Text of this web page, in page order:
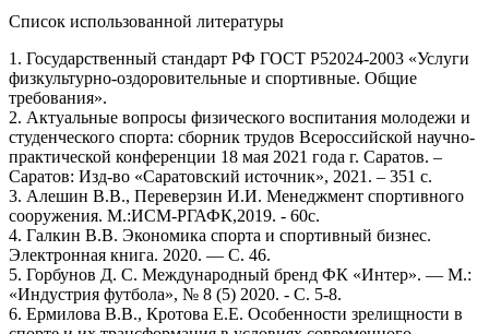
Список использованной литературы
1. Государственный стандарт РФ ГОСТ Р52024-2003 «Услуги
физкультурно-оздоровительные и спортивные. Общие
требования».
2. Актуальные вопросы физического воспитания молодежи и
студенческого спорта: сборник трудов Всероссийской научно-
практической конференции 18 мая 2021 года г. Саратов. –
Саратов: Изд-во «Саратовский источник», 2021. – 351 с.
3. Алешин В.В., Переверзин И.И. Менеджмент спортивного
сооружения. М.:ИСМ-РГАФК,2019. - 60с.
4. Галкин В.В. Экономика спорта и спортивный бизнес.
Электронная книга. 2020. — C. 46.
5. Горбунов Д. С. Международный бренд ФК «Интер». — М.:
«Индустрия футбола», № 8 (5) 2020. - С. 5-8.
6. Ермилова В.В., Кротова Е.Е. Особенности зрелищности в